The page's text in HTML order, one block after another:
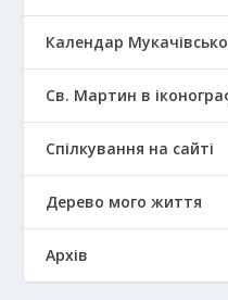
Календар
Св. Мартин в
Спілкування на сайті
Дерево мого життя
Архів